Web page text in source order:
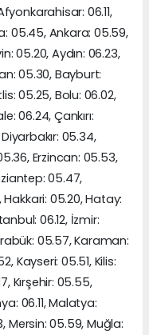
06.11,
05.45, Ankara: 05.59,
05.20, Aydın: 06.23,
05.30, Bayburt:
05.25, Bolu: 06.02,
06.24, Çankırı:
05.34,
Erzincan: 05.53,
05.47,
05.20, Hatay:
06.12, İzmir:
05.57, Karaman:
Kayseri: 05.51, Kilis:
Kırşehir: 05.55,
06.11, Malatya:
Mersin: 05.59, Muğla: